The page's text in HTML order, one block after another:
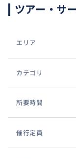
ツアー・サ
エリア
カテゴリ
所要時間
催行定員